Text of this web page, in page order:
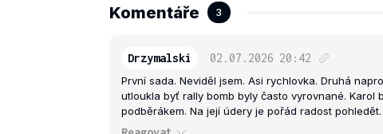
Komentáře 3
Drzymalski 02.07.2026 20:42
První sada. Neviděl jsem. Asi rychlovka. Druhá
utloukla byť rally bomb byly často vyrovnané. Karol
podběrákem. Na její údery je pořád radost